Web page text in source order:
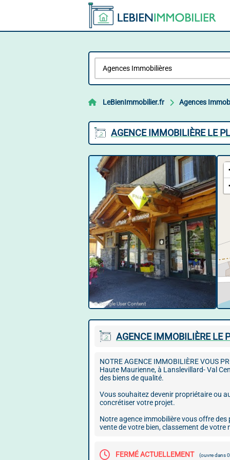
LeBienImmobilier.fr Agences
AGENCE IMMOBILIÈRE LE
© Google User Content
AGENCE IMMOBILIÈRE LE
NOTRE AGENCE IMMOBILIÈRE VOUS
Haute Maurienne, à Lanslevillard- Val
des biens de qualité.
Vous souhaitez devenir propriétaire ou
concrétiser votre projet.
Notre agence immobilière vous offre
vente de votre bien, classement de
FERMÉ ACTUELLEMENT (ouvre dans